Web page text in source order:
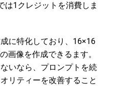
は1クレジットを消費しま
に特化しており、16×16
画像を作成できるます。
いなら、プロンプトを続
リティーを改善すること